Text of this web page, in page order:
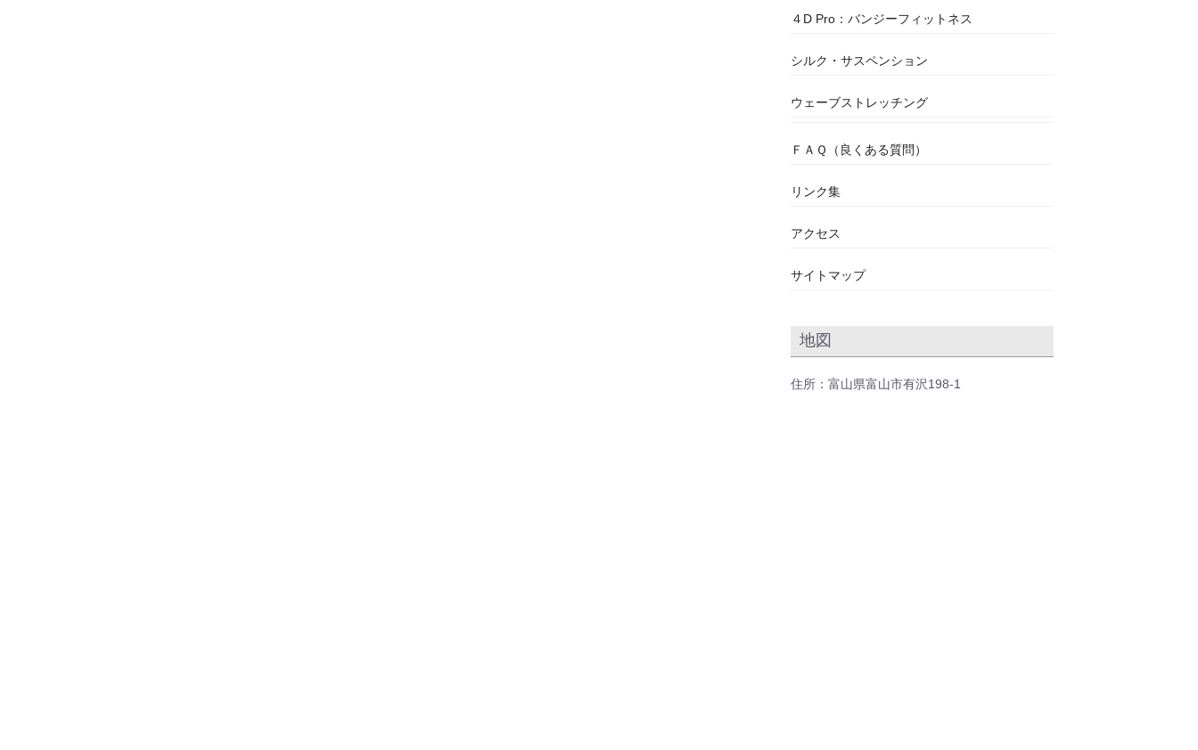
４D Pro：バンジーフィットネス
シルク・サスペンション
ウェーブストレッチング
ＦＡＱ（良くある質問）
リンク集
アクセス
サイトマップ
地図
住所：富山県富山市有沢198-1